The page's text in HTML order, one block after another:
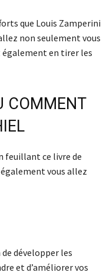
que Louis Zamperini
non seulement vous
également en tirer les
COMMENT
feuillant ce livre de
vous allez
développer les
et d’améliorer vos